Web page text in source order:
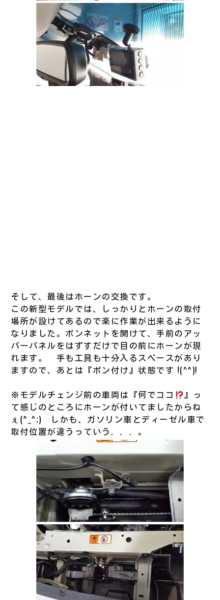
そして、最後はホーンの交換です。
この新型モデルでは、しっかりとホーンの取付
場所が設けてあるので楽に作業が出来るように
なりました。ボンネットを開けて、手前のアッ
パーパネルをはずすだけで目の前にホーンが現
れます。 手も工具も十分入るスペースがあり
ますので、あとは『ポン付け』状態です !(^^)!
※モデルチェンジ前の車両は『何でココ
』っ
て感じのところにホーンが付いてましたからね
ぇ(^_^;) しかも、ガソリン車とディーゼル車で
取付位置が違うっていう．．．。